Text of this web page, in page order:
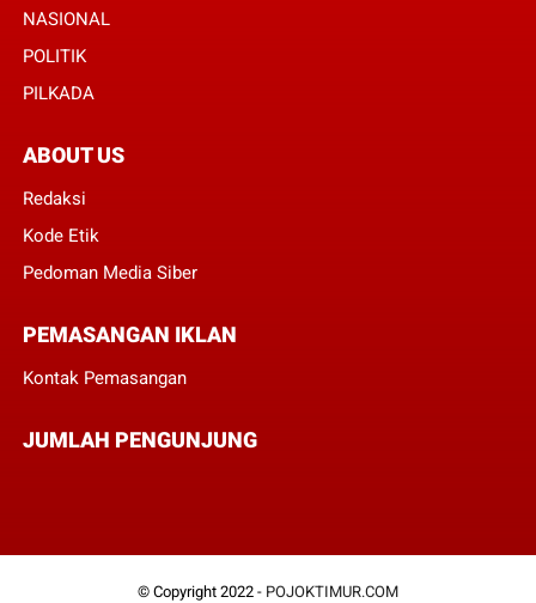
NASIONAL
POLITIK
PILKADA
ABOUT US
Redaksi
Kode Etik
Pedoman Media Siber
PEMASANGAN IKLAN
Kontak Pemasangan
JUMLAH PENGUNJUNG
© Copyright 2022 - POJOKTIMUR.COM